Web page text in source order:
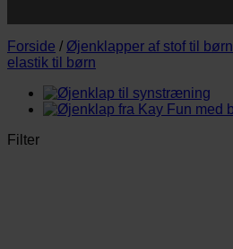
Forside / Øjenklapper af stof til børn
elastik til børn
Filter